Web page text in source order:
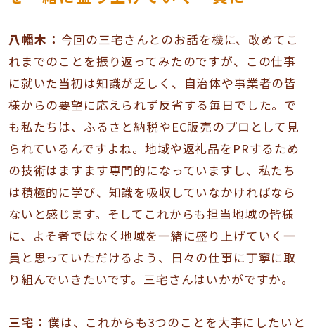
八幡木： 今回の三宅さんとのお話を機に、改めてこ
れまでのことを振り返ってみたのですが、この仕事
に就いた当初は知識が乏しく、自治体や事業者の皆
様からの要望に応えられず反省する毎日でした。で
も私たちは、ふるさと納税やEC販売のプロとして見
られているんですよね。地域や返礼品をPRするため
の技術はますます専門的になっていますし、私たち
は積極的に学び、知識を吸収していなかければなら
ないと感じます。そしてこれからも担当地域の皆様
に、よそ者ではなく地域を一緒に盛り上げていく一
員と思っていただけるよう、日々の仕事に丁寧に取
り組んでいきたいです。三宅さんはいかがですか。
三宅： 僕は、これからも3つのことを大事にしたいと